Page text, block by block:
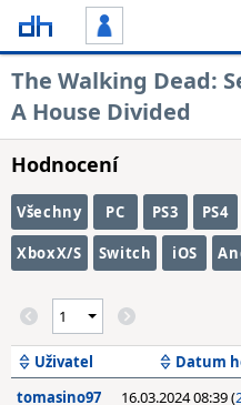
The Walking Dead:
A House Divided
Hodnocení
Všechny PC PS3 PS4
XboxX/S Switch iOS
Uživatel Datum
tomasino97
16.03.2024 08:39 (